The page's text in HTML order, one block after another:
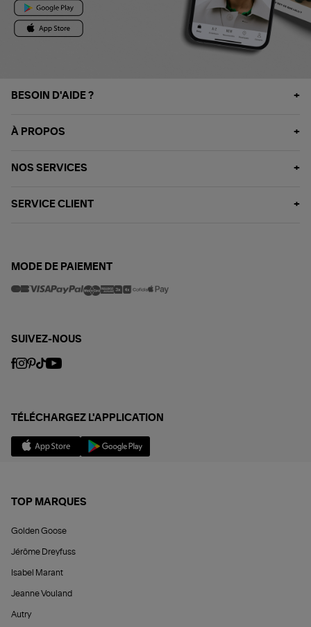
BESOIN D'AIDE ?
À PROPOS
NOS SERVICES
SERVICE CLIENT
MODE DE PAIEMENT
SUIVEZ-NOUS
TÉLÉCHARGEZ L'APPLICATION
TOP MARQUES
Golden Goose
Jérôme Dreyfuss
Isabel Marant
Jeanne Vouland
Autry